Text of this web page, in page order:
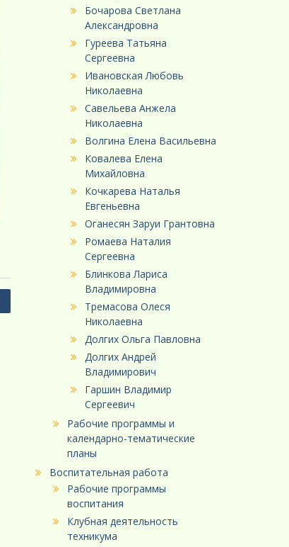
Бочарова Светлана
Александровна
Гуреева Татьяна
Сергеевна
Ивановская Любовь
Николаевна
Савельева Анжела
Николаевна
Волгина Елена Васильевна
Ковалева Елена
Михайловна
Кочкарева Наталья
Евгеньевна
Оганесян Заруи Грантовна
Ромаева Наталия
Сергеевна
Блинкова Лариса
Владимировна
Тремасова Олеся
Николаевна
Долгих Ольга Павловна
Долгих Андрей
Владимирович
Гаршин Владимир
Сергеевич
Рабочие программы и
календарно-тематические
планы
Воспитательная работа
Рабочие программы
воспитания
Клубная деятельность
техникума